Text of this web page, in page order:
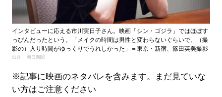
インタビューに応える市川実日子さん。映画「シン・ゴジラ」ではほぼす
っぴんだったという。「メイクの時間は男性と変わらないぐらいで、（撮
影の）入り時間がゆっくりでうれしかった」＝東京・新宿、篠田英美撮影
出典： 朝日新聞
※記事に映画のネタバレを含みます。まだ見ていな
い方はご注意ください